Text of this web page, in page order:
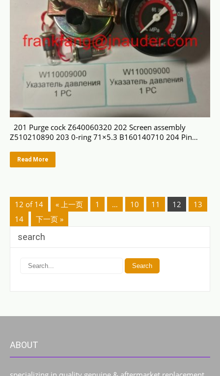
201 Purge cock Z640060320 202 Screen assembly
Z510210890 203 0-ring 71×5.3 B160140710 204 Pin…
Read More
12 of 14 « 上一页 1 … 10 11 12
13
14
下一页 »
search
ABOUT